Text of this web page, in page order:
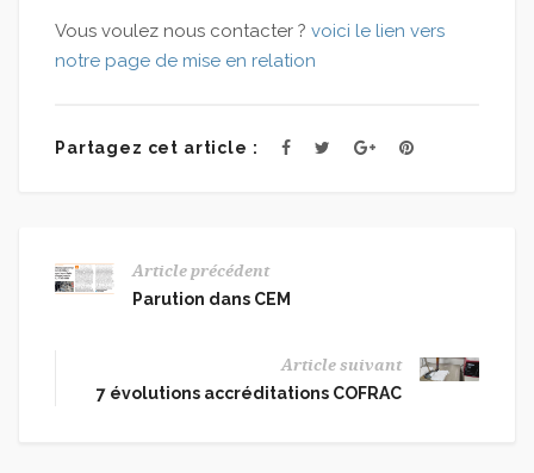
Vous voulez nous contacter ? voici le lien vers
notre page de mise en relation
Partagez cet article :
Article précédent
Parution dans CEM
Article suivant
7 évolutions accréditations COFRAC